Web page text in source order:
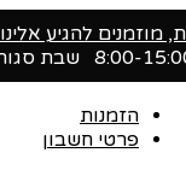
להגיע אלינו
הזמנות
פרטי חשבון